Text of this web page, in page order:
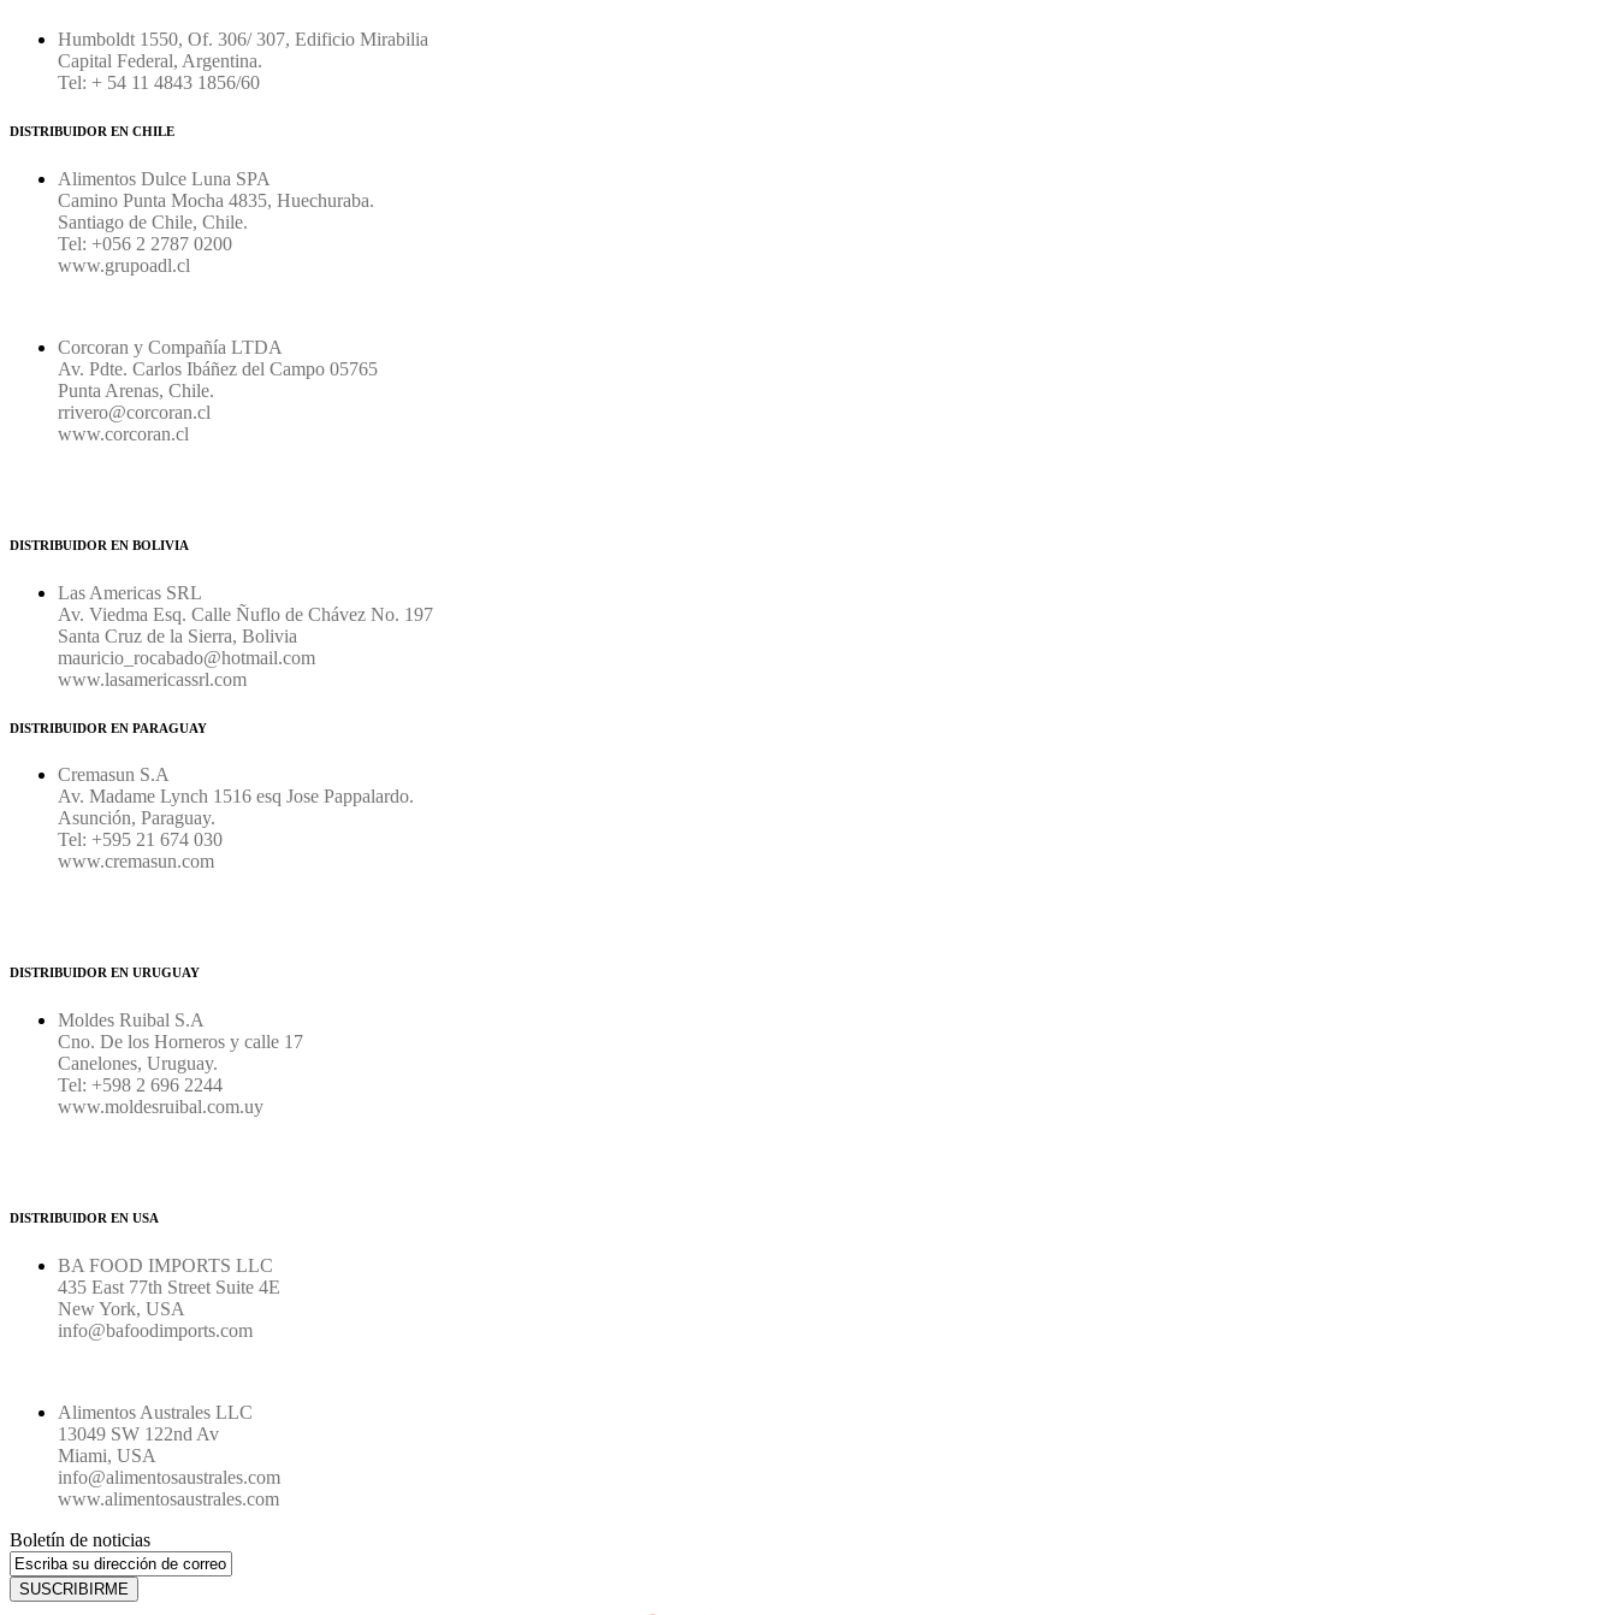
Humboldt 1550, Of. 306/ 307, Edificio Mirabilia
Capital Federal, Argentina.
Tel: + 54 11 4843 1856/60
DISTRIBUIDOR EN CHILE
Alimentos Dulce Luna SPA
Camino Punta Mocha 4835, Huechuraba.
Santiago de Chile, Chile.
Tel: +056 2 2787 0200
www.grupoadl.cl
Corcoran y Compañía LTDA
Av. Pdte. Carlos Ibáñez del Campo 05765
Punta Arenas, Chile.
rrivero@corcoran.cl
www.corcoran.cl
DISTRIBUIDOR EN BOLIVIA
Las Americas SRL
Av. Viedma Esq. Calle Ñuflo de Chávez No. 197
Santa Cruz de la Sierra, Bolivia
mauricio_rocabado@hotmail.com
www.lasamericassrl.com
DISTRIBUIDOR EN PARAGUAY
Cremasun S.A
Av. Madame Lynch 1516 esq Jose Pappalardo.
Asunción, Paraguay.
Tel: +595 21 674 030
www.cremasun.com
DISTRIBUIDOR EN URUGUAY
Moldes Ruibal S.A
Cno. De los Horneros y calle 17
Canelones, Uruguay.
Tel: +598 2 696 2244
www.moldesruibal.com.uy
DISTRIBUIDOR EN USA
BA FOOD IMPORTS LLC
435 East 77th Street Suite 4E
New York, USA
info@bafoodimports.com
Alimentos Australes LLC
13049 SW 122nd Av
Miami, USA
info@alimentosaustrales.com
www.alimentosaustrales.com
Boletín de noticias
SUSCRIBIRME